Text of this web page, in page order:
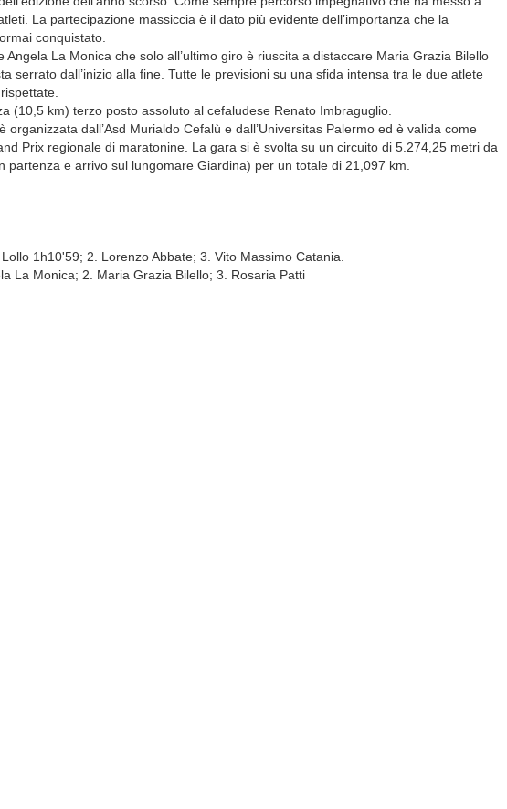
La partecipazione massiccia è il dato più evidente dell’importanza che la
conquistato.
Angela La Monica che solo all’ultimo giro è riuscita a distaccare Maria Grazia Bilello
serrato dall’inizio alla fine. Tutte le previsioni su una sfida intensa tra le due atlete
(10,5 km) terzo posto assoluto al cefaludese Renato Imbraguglio.
organizzata dall’Asd Murialdo Cefalù e dall’Universitas Palermo ed è valida come
Prix regionale di maratonine. La gara si è svolta su un circuito di 5.274,25 metri da
partenza e arrivo sul lungomare Giardina) per un totale di 21,097 km.
1h10'59; 2. Lorenzo Abbate; 3. Vito Massimo Catania.
La Monica; 2. Maria Grazia Bilello; 3. Rosaria Patti